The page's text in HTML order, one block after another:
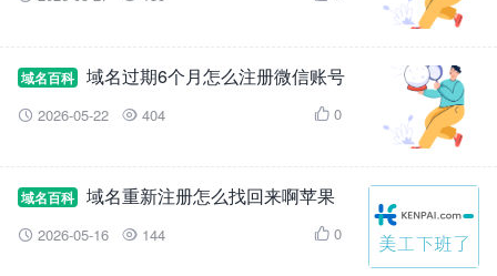
域名百科 域名过期6个月怎么注册微信账号
 2026-05-22  404  0
域名百科 域名重新注册怎么找回来啊苹果
 2026-05-16  144  0